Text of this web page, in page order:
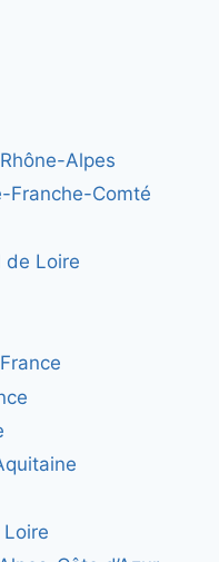
Alpes
Franche-Comté
de Loire